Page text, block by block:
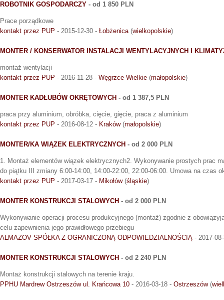
ROBOTNIK GOSPODARCZY - od 1 850 PLN
Prace porządkowe
kontakt przez PUP - 2015-12-30 - Łobżenica(wielkopolskie)
MONTER / KONSERWATOR INSTALACJI WENTYLACYJNYCH I
montaż wentylacji
kontakt przez PUP - 2016-11-28 - Węgrzce Wielkie (małopolskie)
MONTER KADŁUBÓW OKRĘTOWYCH - od 1 387,5 PLN
praca przy aluminium, obróbka, cięcie, gięcie, praca z aluminium
kontakt przez PUP - 2016-08-12 - Kraków(małopolskie)
MONTER/KA WIĄZEK ELEKTRYCZNYCH - od 2 000 PLN
1. Montaż elementów wiązek elektrycznych2. Wykonywanie prostych prac
do piątku III zmiany 6:00-14:00, 14:00-22:00, 22:00-06:00. Umowa na czas
kontakt przez PUP - 2017-03-17 - Mikołów(śląskie)
MONTER KONSTRUKCJI STALOWYCH - od 2 000 PLN
Wykonywanie operacji procesu produkcyjnego (montaż) zgodnie z
celu zapewnienia jego prawidłowego przebiegu
ALMAZOV SPÓŁKA Z OGRANICZONĄ ODPOWIEDZIALNOŚCIĄ - 2017-
MONTER KONSTRUKCJI STALOWYCH - od 2 240 PLN
Montaż konstrukcji stalowych na terenie kraju.
PPHU Mardrew Ostrzeszów ul. Krańcowa 10 - 2016-03-18 - Ostrzeszów(